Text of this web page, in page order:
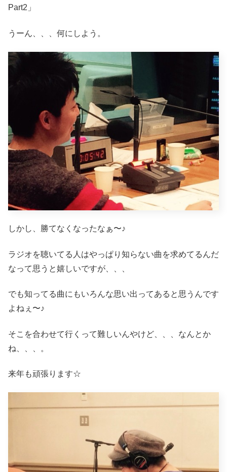
Part2」
うーん、、、何にしよう。
しかし、勝てなくなったなぁ〜♪
ラジオを聴いてる人はやっぱり知らない曲を求めてるんだ
なって思うと嬉しいですが、、、
でも知ってる曲にもいろんな思い出ってあると思うんです
よねぇ〜♪
そこを合わせて行くって難しいんやけど、、、なんとか
ね、、、。
来年も頑張ります☆